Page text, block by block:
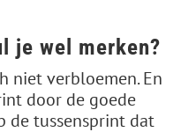
je wel merken?
niet verbloemen. En
door de goede
de tussensprint dat